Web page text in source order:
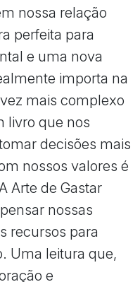
nossa relação
perfeita para
e uma nova
importa na
mais complexo
livro que nos
decisões mais
nossos valores é
Arte de Gastar
nossas
recursos para
Uma leitura que,
e